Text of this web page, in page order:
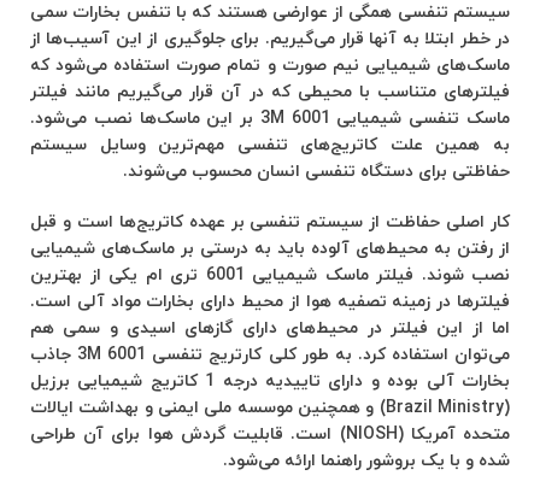
سیستم تنفسی همگی از عوارضی هستند که با تنفس بخارات سمی
در خطر ابتلا به آنها قرار می‌گیریم. برای جلوگیری از این آسیب‌ها از
ماسک‌های شیمیایی نیم‌ صورت و تمام صورت استفاده می‌شود که
فیلتر‌های متناسب با محیطی که در آن قرار می‌گیریم مانند فیلتر
ماسک تنفسی شیمیایی 3M 6001 بر این ماسک‌ها نصب می‌شود.
به همین علت کاتریج‌های تنفسی مهم‌ترین وسایل سیستم
حفاظتی برای دستگاه تنفسی انسان محسوب می‌شوند.
کار اصلی حفاظت از سیستم تنفسی بر عهده کاتریج‌ها است و قبل
از رفتن به محیط‌های آلوده باید به درستی بر ماسک‌های شیمیایی
نصب شوند. فیلتر ماسک شیمیایی 6001 تری ام یکی از بهترین
فیلتر‌ها در زمینه تصفیه هوا از محیط دارای بخارات مواد آلی است.
اما از این فیلتر در محیط‌های دارای گازهای اسیدی و سمی هم
می‌توان استفاده کرد. به طور کلی کارتریج تنفسی 6001 3M جاذب
بخارات آلی بوده و دارای تاییدیه درجه 1 کاتریج شیمیایی برزیل
(Brazil Ministry) و همچنین موسسه ملی ایمنی و بهداشت ایالات
متحده آمریکا (NIOSH) است. قابلیت گردش هوا برای آن طراحی
شده و با یک بروشور راهنما ارائه می‌شود.